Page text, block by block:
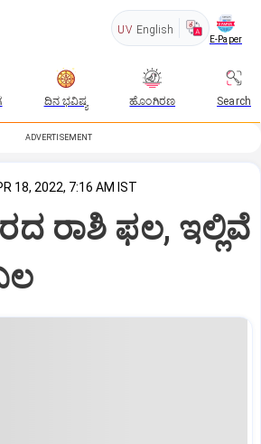
UV English
E-Paper
ದಿನ ಭವಿಷ್ಯ ಹೊಂಗಿರಣ Search
ADVERTISEMENT
18, 2022, 7:16 AM IST
ರಾಶಿ ಫಲ, ಇಲ್ಲಿವೆ